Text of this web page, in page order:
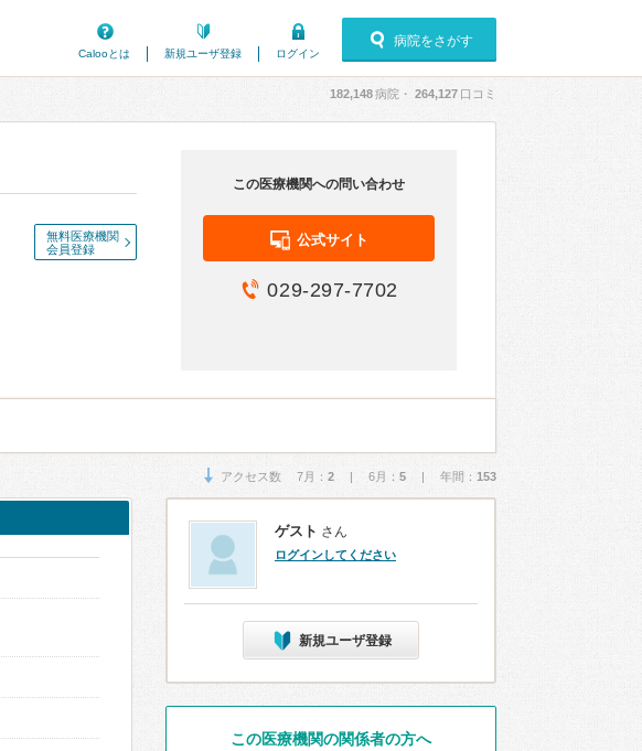
Calooとは
新規ユーザ登録 ログイン
病院をさがす
182,148病院・ 264,127 口コミ
無料医療機関
会員登録
この医療機関への問い合わせ
公式サイト
029-297-7702
アクセス数 7月： 2 | 6月： 5 | 年間： 153
ゲスト さん
ログインしてください
新規ユーザ登録
この医療機関の関係者の方へ